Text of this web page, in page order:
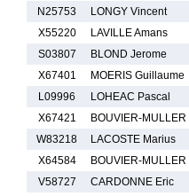
N25753
LONGY Vincent
X55220
LAVILLE Amans
S03807
BLOND Jerome
X67401
MOERIS Guillaume
L09996
LOHEAC Pascal
X67421
BOUVIER-
W83218
LACOSTE Marius
X64584
BOUVIER-MULLER
V58727
CARDONNE Eric